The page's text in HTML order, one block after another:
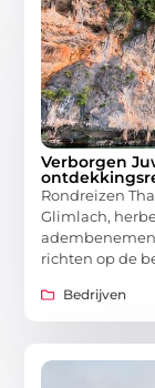
Verborgen
Rondreizen
Glimlach,
richten op de
Bedrijven